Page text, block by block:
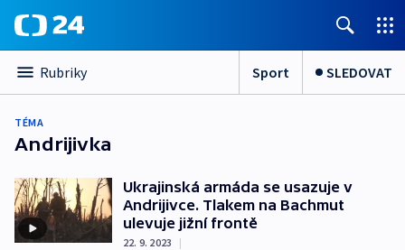
Rubriky Sport SLEDOVAT
TÉMA
Andrijivka
Ukrajinská armáda se usazuje v
Andrijivce. Tlakem na Bachmut
ulevuje jižní frontě
22. 9. 2023 |